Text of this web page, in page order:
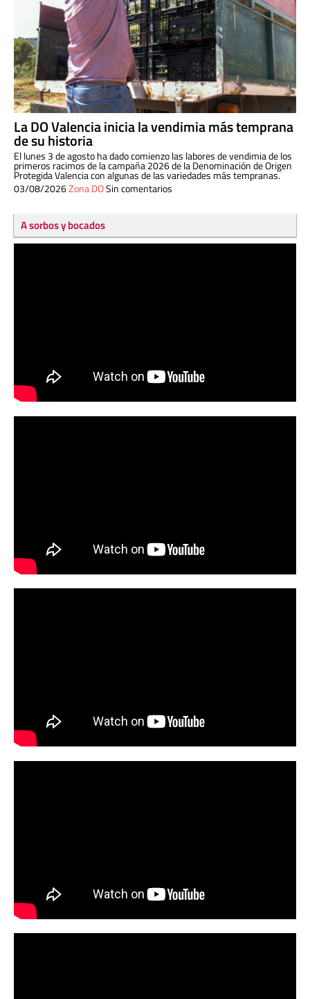
La DO Valencia inicia la vendimia más temprana
de su historia
El lunes 3 de agosto ha dado comienzo las labores de vendimia de los
primeros racimos de la campaña 2026 de la Denominación de Origen
Protegida Valencia con algunas de las variedades más tempranas.
03/08/2026Zona DOSin comentarios
A sorbos y bocados